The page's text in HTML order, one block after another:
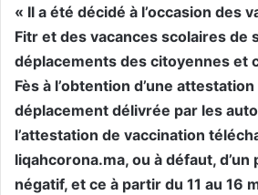
« Il a été décidé à l’occasion des
Fitr et des vacances scolaires de
déplacements des citoyennes et
Fès à l’obtention d’une
déplacement délivrée par les
l’attestation de vaccination
liqahcorona.ma, ou à défaut, d’un
négatif, et ce à partir du 11 au 16